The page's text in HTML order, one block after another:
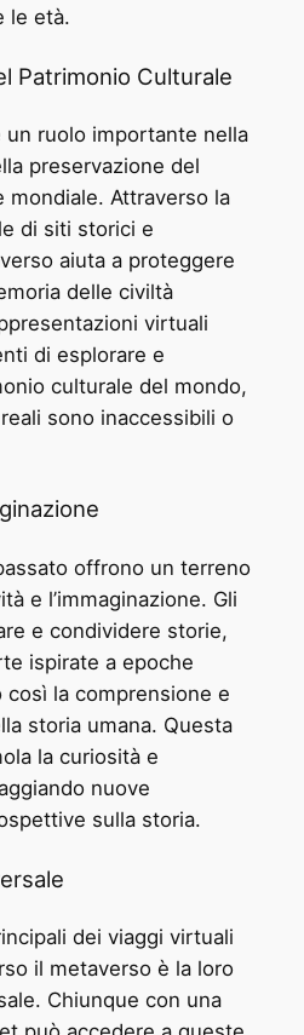
le età.
Patrimonio Culturale
un ruolo importante nella
preservazione del
mondiale. Attraverso la
di siti storici e
aiuta a proteggere
delle civiltà
virtuali
di esplorare e
culturale del mondo,
sono inaccessibili o
offrono un terreno
e l’immaginazione. Gli
e condividere storie,
ispirate a epoche
così la comprensione e
storia umana. Questa
la curiosità e
nuove
sulla storia.
dei viaggi virtuali
il metaverso è la loro
Chiunque con una